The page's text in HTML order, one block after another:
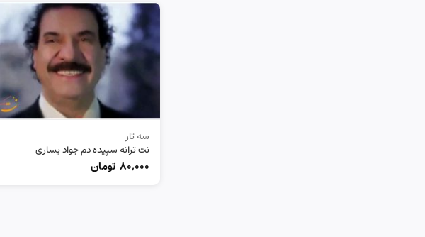
سه تار
نت ترانه سپیده دم جواد یساری
80,000 تومان